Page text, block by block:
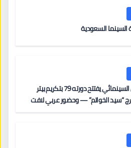
السعودية
مهرجان كان السينمائي يفتتح دورته 79 بتكريم بيتر
“سيد الخواتم” — وحضور عربي لافت